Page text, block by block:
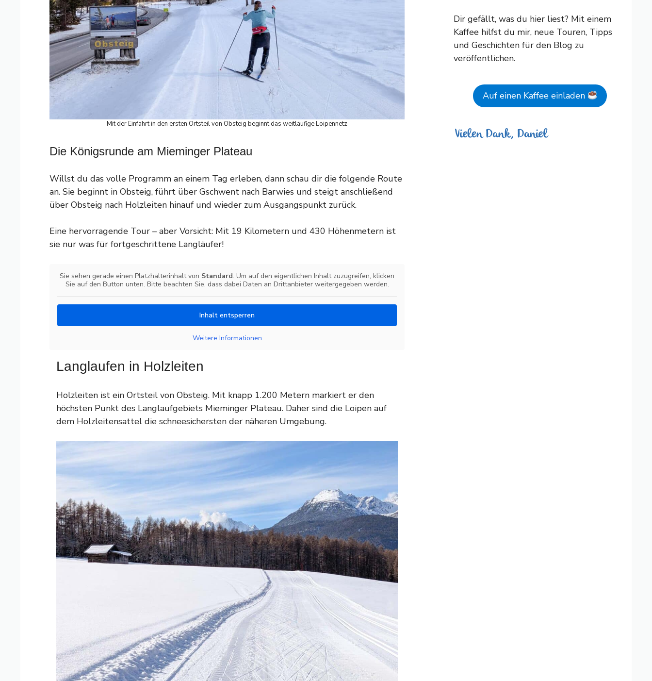
Mit der Einfahrt in den ersten Ortsteil von Obsteig beginnt das weitläufige Loipennetz
Die Königsrunde am Mieminger Plateau
Willst du das volle Programm an einem Tag erleben, dann schau dir die folgende Route
an. Sie beginnt in Obsteig, führt über Gschwent nach Barwies und steigt anschließend
über Obsteig nach Holzleiten hinauf und wieder zum Ausgangspunkt zurück.
Eine hervorragende Tour – aber Vorsicht: Mit 19 Kilometern und 430 Höhenmetern ist
sie nur was für fortgeschrittene Langläufer!
Sie sehen gerade einen Platzhalterinhalt von Standard. Um auf den eigentlichen Inhalt zuzugreifen, klicken
Sie auf den Button unten. Bitte beachten Sie, dass dabei Daten an Drittanbieter weitergegeben werden.
Inhalt entsperren
Weitere Informationen
Langlaufen in Holzleiten
Holzleiten ist ein Ortsteil von Obsteig. Mit knapp 1.200 Metern markiert er den
höchsten Punkt des Langlaufgebiets Mieminger Plateau. Daher sind die Loipen auf
dem Holzleitensattel die schneesichersten der näheren Umgebung.
Dir gefällt, was du hier liest? Mit einem
Kaffee hilfst du mir, neue Touren, Tipps
und Geschichten für den Blog zu
veröffentlichen.
Auf einen Kaffee einladen